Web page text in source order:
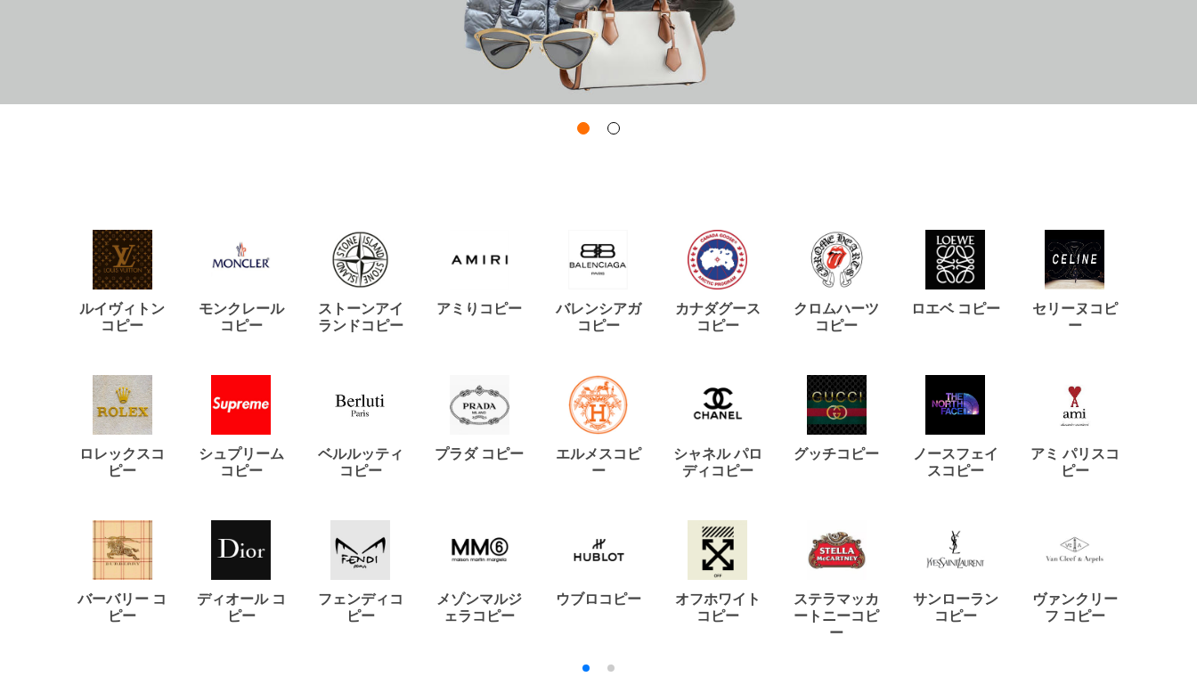
ルイヴィトン
コピー
モンクレール
コピー
ストーンアイ
ランドコピー
アミりコピー
バレンシアガ
コピー
カナダグース
コピー
クロムハーツ
コピー
ロエベ コピー
セリーヌコピ
ー
ロレックスコ
ピー
シュプリーム
コピー
ベルルッティ
コピー
プラダ コピー
エルメスコピ
ー
シャネル パロ
ディコピー
グッチコピー
ノースフェイ
スコピー
アミ パリスコ
ピー
バーバリー コ
ピー
ディオール コ
ピー
フェンディコ
ピー
メゾンマルジ
ェラコピー
ウブロコピー
オフホワイト
コピー
ステラマッカ
ートニーコピ
ー
サンローラン
コピー
ヴァンクリー
フ コピー